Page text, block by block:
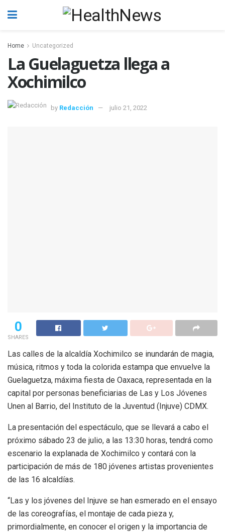
Home Uncategorized
La Guelaguetza llega a
Xochimilco
by Redacción julio 21, 2022
0
SHARES
Las calles de la alcaldía Xochimilco se inundarán de magia,
música, ritmos y toda la colorida estampa que envuelve la
Guelaguetza, máxima fiesta de Oaxaca, representada en la
capital por personas beneficiarias de Las y Los Jóvenes
Unen al Barrio, del Instituto de la Juventud (Injuve) CDMX.
La presentación del espectáculo, que se llevará a cabo el
próximo sábado 23 de julio, a las 13:30 horas, tendrá como
escenario la explanada de Xochimilco y contará con la
participación de más de 180 jóvenes artistas provenientes
de las 16 alcaldías.
“Las y los jóvenes del Injuve se han esmerado en el ensayo
de las coreografías, el montaje de cada pieza y,
primordialmente, en conocer el origen y la importancia de